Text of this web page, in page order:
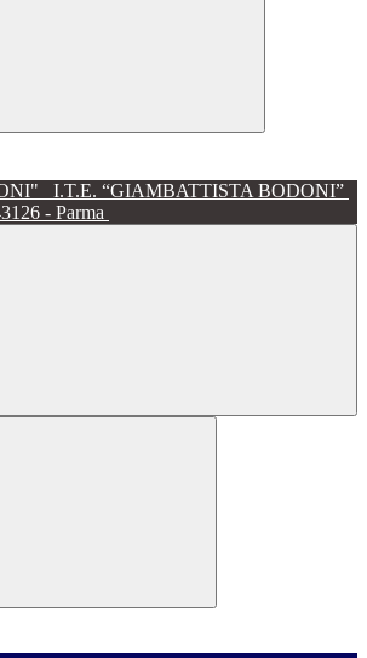
I.T.E. “GIAMBATTISTA BODONI”
- Parma